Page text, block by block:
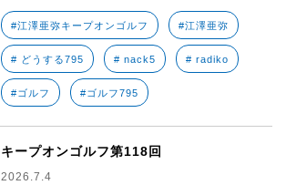
#江澤亜弥キープオンゴルフ #江澤亜弥
# どうする795 # nack5 # radiko
#ゴルフ #ゴルフ795
キープオンゴルフ第118回
2026.7.4